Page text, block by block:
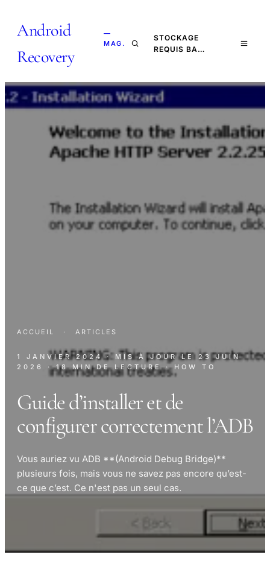
Android
Recovery
—
MAG.
STOCKAGE
REQUIS BA…
ACCUEIL · ARTICLES
1 JANVIER 2024 · MIS À JOUR LE 23 JUIN
2026
· 18 MIN DE LECTURE · HOW TO
Guide d’installer et de
configurer correctement l’ADB
Vous auriez vu ADB **(Android Debug Bridge)**
plusieurs fois, mais vous ne savez pas encore qu’est-
ce que c’est. Ce n'est pas un seul cas.